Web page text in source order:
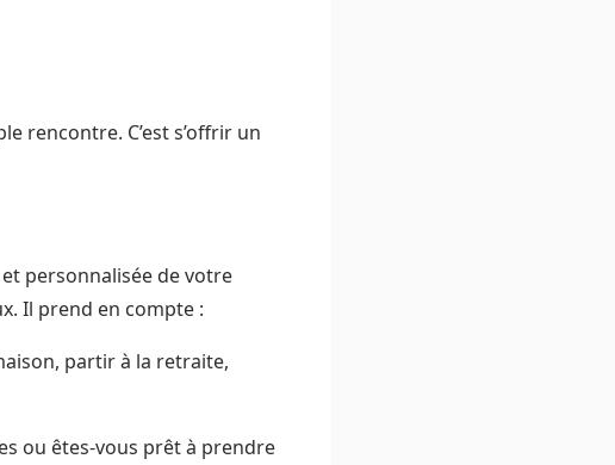
rencontre. C’est s’offrir un
personnalisée de votre
Il prend en compte :
partir à la retraite,
ou êtes-vous prêt à prendre